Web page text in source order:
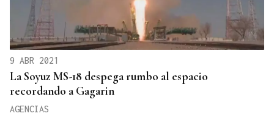
9 ABR 2021
La Soyuz MS-18 despega rumbo al espacio
recordando a Gagarin
AGENCIAS